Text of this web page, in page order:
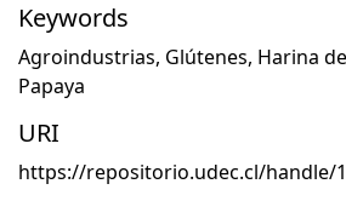
Keywords
Agroindustrias, Glútenes, Harina
Papaya
URI
https://repositorio.udec.cl/handle/